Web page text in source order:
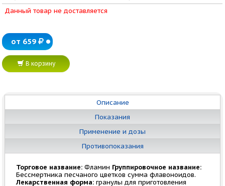
Данный товар не доставляется
от 659
В корзину
Описание
Показания
Применение и дозы
Противопоказания
Торговое название:Фламин Группировочное название:
Бессмертника песчаного цветков сумма флавоноидов.
Лекарственная форма:гранулы для приготовления